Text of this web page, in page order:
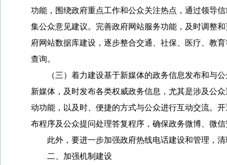
功能，围绕政府重点工作和公众关注热点，通过领导
集公众意见建议。完善政府网站服务功能，及时调整
府网站数据库建设，逐步整合交通、社保、医疗、教
查询。
（三）着力建设基于新媒体的政务信息发布和与公
新媒体，及时发布各类权威政务信息，尤其是涉及公
动功能，以及时、便捷的方式与公众进行互动交流。
布程序及公众提问处理答复程序，确保政务微博、微
此外，要进一步加强政府热线电话建设和管理，清
二、加强机制建设